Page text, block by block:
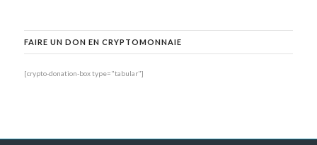
FAIRE UN DON EN CRYPTOMONNAIE
[crypto-donation-box type="tabular"]